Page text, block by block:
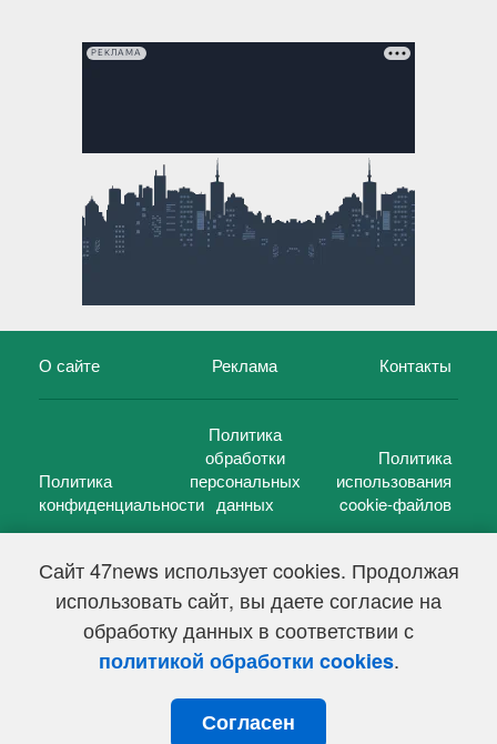
Сайт 47news использует cookies. Продолжая
использовать сайт, вы даете согласие на
обработку данных в соответствии с
политикой обработки cookies.
Согласен
РЕКЛАМА
О сайте Реклама Контакты
Политика
конфиденциальности
Политика
обработки
персональных
данных
Политика
использования
cookie-файлов
47 новостей (47 news)2005 — 2026 г.
Свидетельство о регистрации СМИ Эл № ФС 77-39848, выдано
Федеральной службой по надзору в сфере связи,
информационных технологий и массовых коммуникаций